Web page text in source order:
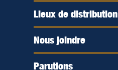
Lieux de distribution
Nous joindre
Parutions